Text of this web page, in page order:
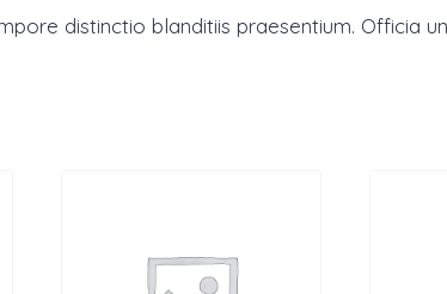
distinctio blanditiis praesentium. Officia